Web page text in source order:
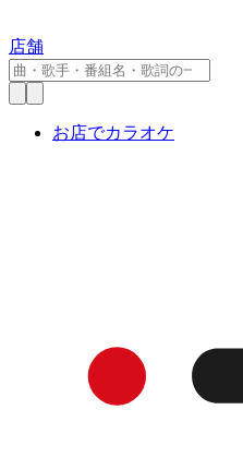
店舗
お店でカラオケ